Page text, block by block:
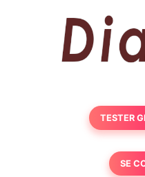
TESTER
SE